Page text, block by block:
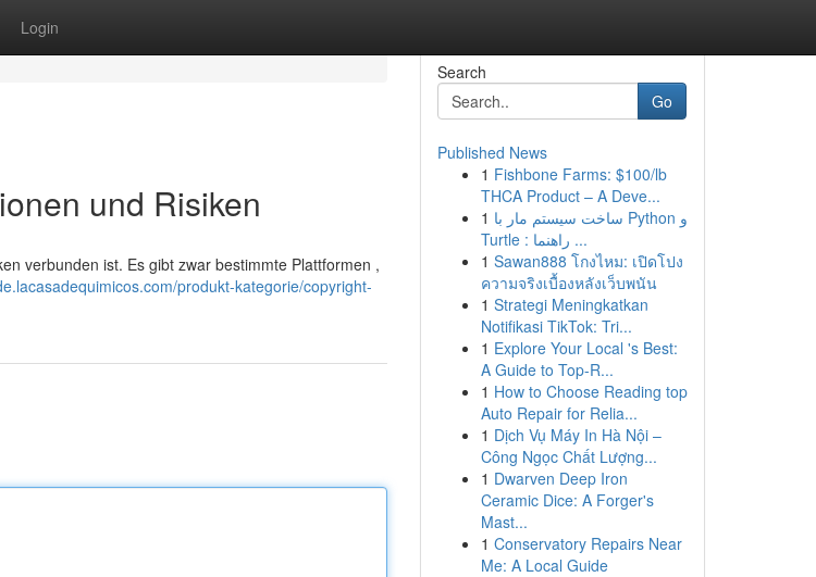
Login
und Risiken
verbunden ist. Es gibt zwar bestimmte Plattformen ,
produkt-kategorie/copyright-
Search
Go
Published News
1 Fishbone Farms: $100/lb
THCA Product – A Deve...
1 ساخت سیستم مار با Python و
Turtle : راهنما ...
1 Sawan888 โกงไหม: เปิดโปง
ความจริงเบื้องหลังเว็บพนัน
1 Strategi Meningkatkan
Notifikasi TikTok: Tri...
1 Explore Your Local 's Best:
A Guide to Top-R...
1 How to Choose Reading top
Auto Repair for Relia...
1 Dịch Vụ Máy In Hà Nội –
Công Ngọc Chất Lượng...
1 Dwarven Deep Iron
Ceramic Dice: A Forger's
Mast...
1 Conservatory Repairs Near
Me: A Local Guide